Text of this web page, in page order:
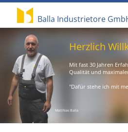
Balla Industrietore
Herzlich
Mit fast 30 Jahren
Qualität und
"Dafür stehe ich mit
Matthias Balla